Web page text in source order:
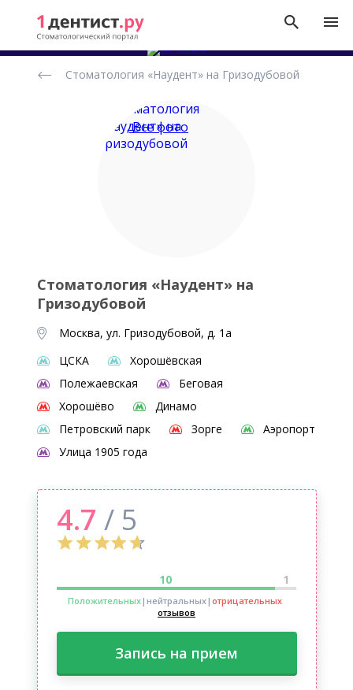
стоматологических
Стоматология «Наудент» на Гризодубовой
Все фото
Стоматология «Наудент» на
Гризодубовой
Москва, ул. Гризодубовой, д. 1а
ЦСКА
Хорошёвская
Полежаевская
Беговая
Хорошёво
Динамо
Петровский парк
Зорге
Аэропорт
Улица 1905 года
4.7 / 5
10 1
Положительных|нейтральных| отрицательных
отзывов
Запись на прием